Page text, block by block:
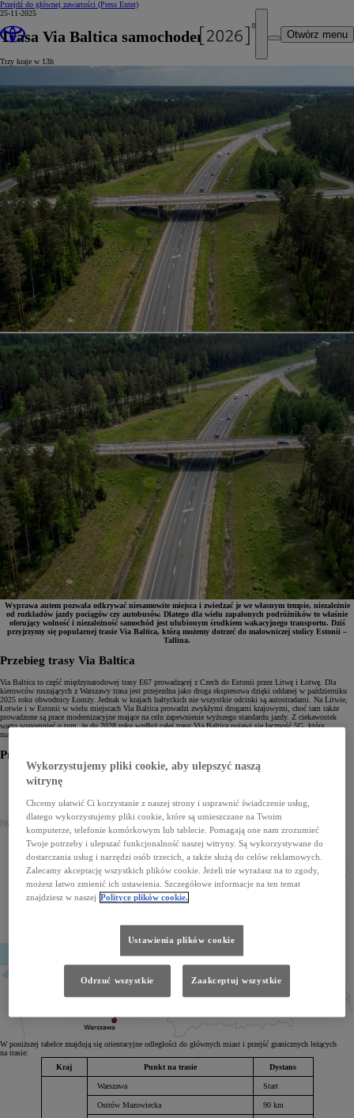
Przejdź do głównej zawartości (Press Enter)
Otwórz menu
25-11-2025
Trasa Via Baltica samochodem
Trzy kraje w 13h
Wyprawa autem pozwala odkrywać niesamowite miejsca i zwiedzać je we własnym tempie, niezależnie
od rozkładów jazdy pociągów czy autobusów. Dlatego dla wielu zapalonych podróżników to właśnie
oferujący wolność i niezależność samochód jest ulubionym środkiem wakacyjnego transportu. Dziś
przyjrzymy się popularnej trasie Via Baltica, którą możemy dotrzeć do malowniczej stolicy Estonii –
Tallina.
Przebieg trasy Via Baltica
Via Baltica to część międzynarodowej trasy E67 prowadzącej z Czech do Estonii przez Litwę i Łotwę. Dla
kierowców ruszających z Warszawy trasa jest przejezdna jako droga ekspresowa dzięki oddanej w październiku
2025 roku obwodnicy Łomży. Jednak w krajach bałtyckich nie wszystkie odcinki są autostradami. Na Litwie,
Łotwie i w Estonii w wielu miejscach Via Baltica prowadzi zwykłymi drogami krajowymi, choć tam także
prowadzone są prace modernizacyjne mające na celu zapewnienie wyższego standardu jazdy. Z ciekawostek
warto wspomnieć o tym, że do 2028 roku wzdłuż całej trasy Via Baltica pojawi się łączność 5G, która
ma za zadanie ułatwić podróż pojazdami autonomicznymi.
Przebieg trasy Via Baltica:
W poniższej tabelce znajdują się orientacyjne odległości do głównych miast i przejść granicznych leżących
na trasie:
Kraj
Punkt na trasie Dystans
Warszawa Start
Ostrów Mazowiecka 90 km
Wykorzystujemy pliki cookie, aby ulepszyć naszą
witrynę
Chcemy ułatwić Ci korzystanie z naszej strony i usprawnić świadczenie usług,
dlatego wykorzystujemy pliki cookie, które są umieszczane na Twoim
komputerze, telefonie komórkowym lub tablecie. Pomagają one nam zrozumieć
Twoje potrzeby i ulepszać funkcjonalność naszej witryny. Są wykorzystywane do
dostarczania usług i narzędzi osób trzecich, a także służą do celów reklamowych.
Zalecamy akceptację wszystkich plików cookie. Jeżeli nie wyrażasz na to zgody,
możesz łatwo zmienić ich ustawienia. Szczegółowe informacje na ten temat
znajdziesz w naszej Polityce plików cookie.
Ustawienia plików cookie
Odrzuć wszystkie Zaakceptuj wszystkie